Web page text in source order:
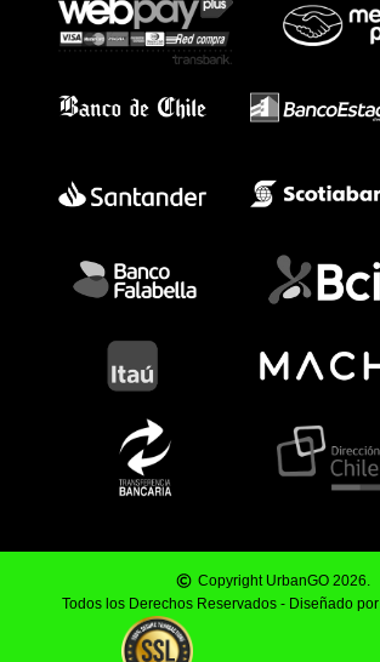
Copyright UrbanGO 2026.
Todos los Derechos Reservados - Diseñado por